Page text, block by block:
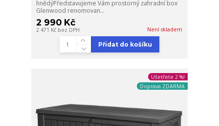
hnědýPředstavujeme Vám prostorný zahradní box
Glenwood renomovan...
2 990 Kč
2 471 Kč bez DPH Není skladem
Přidat do košíku
Ušetřete 2 %!
Doprava ZDARMA